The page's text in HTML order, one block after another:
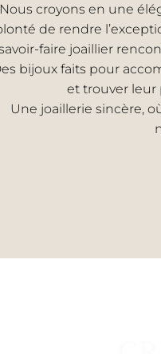
Nous croyons en une
de rendre
faire joaillier
bijoux faits pour
et trouver leur
Une joaillerie sincère,